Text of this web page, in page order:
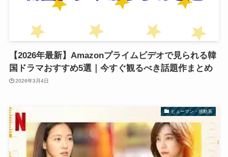
【2026年最新】Amazonプライムビデオで見られる韓
国ドラマおすすめ5選｜今すぐ観るべき話題作まとめ
2026年3月4日
ヒューマン・感動系